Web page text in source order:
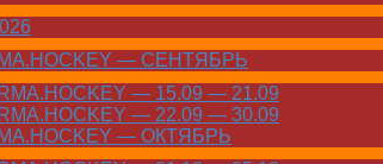
— СЕНТЯБРЬ
— 15.09 — 21.09
— 22.09 — 30.09
— ОКТЯБРЬ